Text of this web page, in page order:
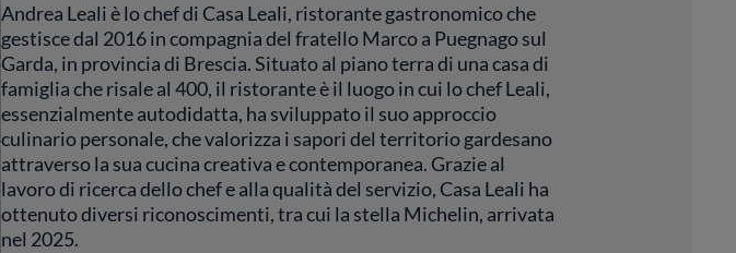
Andrea Leali è lo chef di Casa Leali, ristorante gastronomico che
gestisce dal 2016 in compagnia del fratello Marco a Puegnago sul
Garda, in provincia di Brescia. Situato al piano terra di una casa di
famiglia che risale al 400, il ristorante è il luogo in cui lo chef Leali,
essenzialmente autodidatta, ha sviluppato il suo approccio
culinario personale, che valorizza i sapori del territorio gardesano
attraverso la sua cucina creativa e contemporanea. Grazie al
lavoro di ricerca dello chef e alla qualità del servizio, Casa Leali ha
ottenuto diversi riconoscimenti, tra cui la stella Michelin, arrivata
nel 2025.